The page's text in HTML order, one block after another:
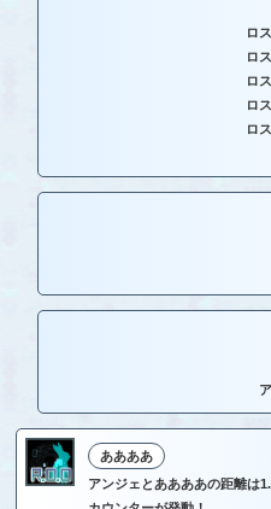
ロ
ロ
ロ
ロ
ロ
ああああ
アンジェとああああの距離は